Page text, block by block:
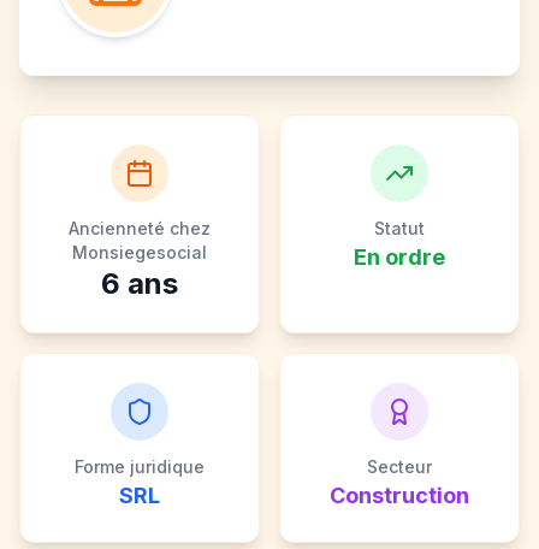
Ancienneté chez
Monsiegesocial
6 ans
Statut
En ordre
Forme juridique
SRL
Secteur
Construction